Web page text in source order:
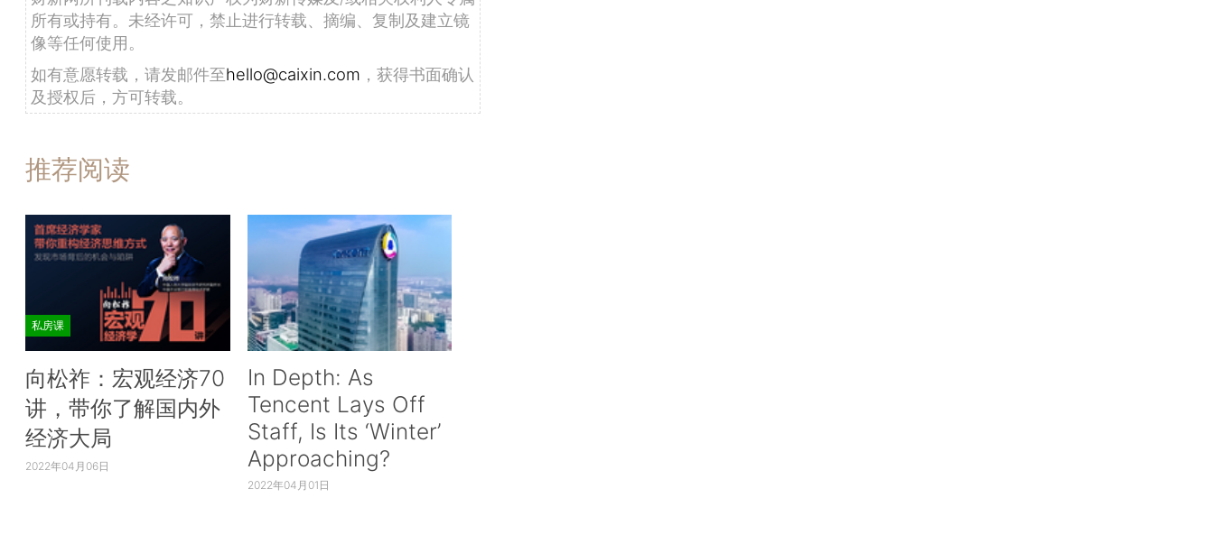
所有或持有。未经许可，禁止进行转载、摘编、复制及建立镜
像等任何使用。
如有意愿转载，请发邮件至hello@caixin.com ，获得书面确认
及授权后，方可转载。
推荐阅读
私房课
向松祚：宏观经济70
讲，带你了解国内外
经济大局
2022年04月06日
In Depth: As
Tencent Lays Off
Staff, Is Its ‘Winter’
Approaching?
2022年04月01日